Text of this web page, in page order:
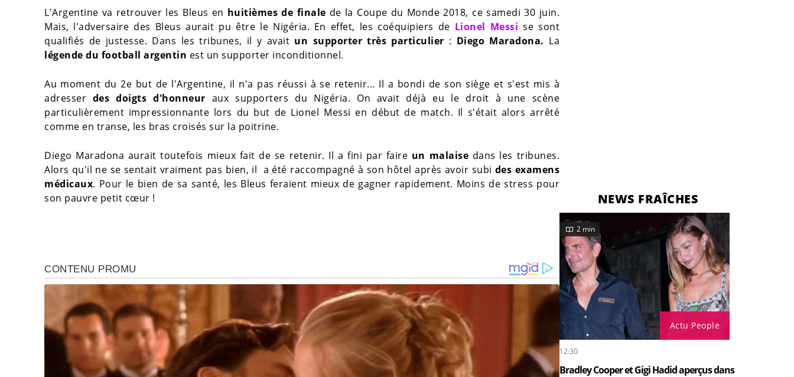
L'Argentine va retrouver les Bleus en huitièmes de finale de la Coupe du Monde 2018, ce samedi 30 juin.
Mais, l'adversaire des Bleus aurait pu être le Nigéria. En effet, les coéquipiers de Lionel Messi se sont
qualifiés de justesse. Dans les tribunes, il y avait un supporter très particulier : Diego Maradona. La
légende du football argentin est un supporter inconditionnel.
Au moment du 2e but de l'Argentine, il n'a pas réussi à se retenir... Il a bondi de son siège et s'est mis à
adresser des doigts d'honneur aux supporters du Nigéria. On avait déjà eu le droit à une scène
particulièrement impressionnante lors du but de Lionel Messi en début de match. Il s'était alors arrêté
comme en transe, les bras croisés sur la poitrine.
Diego Maradona aurait toutefois mieux fait de se retenir. Il a fini par faire un malaise dans les tribunes.
Alors qu'il ne se sentait vraiment pas bien, il a été raccompagné à son hôtel après avoir subi des examens
médicaux. Pour le bien de sa santé, les Bleus feraient mieux de gagner rapidement. Moins de stress pour
son pauvre petit cœur !
NEWS FRAÎCHES
Actu People
2 min
12:30
Bradley Cooper et Gigi Hadid aperçus dans